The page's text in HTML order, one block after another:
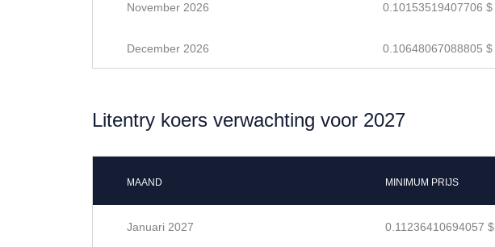
November 2026 0.10153519407706 $
December 2026 0.10648067088805 $
Litentry koers verwachting voor 2027
MAAND MINIMUM PRIJS
Januari 2027 0.11236410694057 $